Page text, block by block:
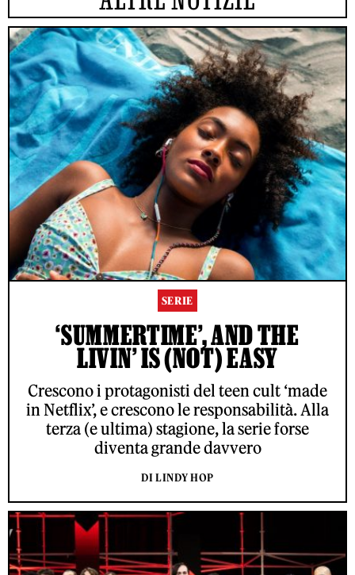
SERIE
‘SUMMERTIME’, AND THE
LIVIN’ IS (NOT) EASY
Crescono i protagonisti del teen cult ‘made
in Netflix’, e crescono le responsabilità. Alla
terza (e ultima) stagione, la serie forse
diventa grande davvero
DI LINDY HOP